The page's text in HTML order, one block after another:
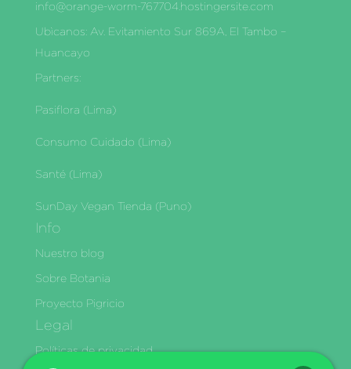
info@orange-worm-767704.hostingersite.com
Ubìcanos: Av. Evitamiento Sur 869A, El Tambo –
Huancayo
Partners:
Pasiflora (Lima)
Consumo Cuidado (Lima)
Santé (Lima)
SunDay Vegan Tienda (Puno)
Info
Nuestro blog
Sobre Botania
Proyecto Pigricio
Legal
Políticas de privacidad